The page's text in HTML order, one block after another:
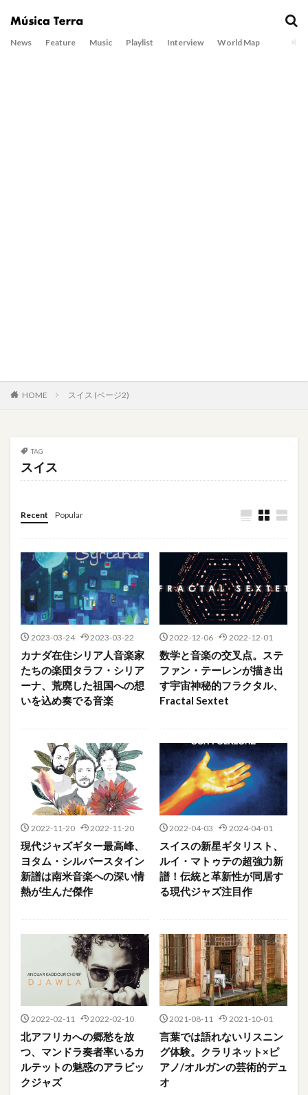
News Feature Music Playlist Interview World Map
HOME スイス (ページ2)
TAG
スイス
Recent Popular
2023-03-24 2023-03-22
カナダ在住シリア人音楽家
たちの楽団タラフ・シリア
ーナ、荒廃した祖国への想
いを込め奏でる音楽
2022-12-06 2022-12-01
数学と音楽の交叉点。ステ
ファン・テーレンが描き出
す宇宙神秘的フラクタル、
Fractal Sextet
2022-11-20 2022-11-20
現代ジャズギター最高峰、
ヨタム・シルバースタイン
新譜は南米音楽への深い情
熱が生んだ傑作
2022-04-03 2024-04-01
スイスの新星ギタリスト、
ルイ・マトゥテの超強力新
譜！伝統と革新性が同居す
る現代ジャズ注目作
2022-02-11 2022-02-10
北アフリカへの郷愁を放
つ、マンドラ奏者率いるカ
ルテットの魅惑のアラビッ
クジャズ
2021-08-11 2021-10-01
言葉では語れないリスニン
グ体験。クラリネット×ピ
アノ/オルガンの芸術的デュ
オ